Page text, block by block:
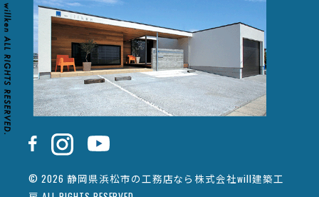
© 2026 静岡県浜松市の工務店なら株式会社will建築工